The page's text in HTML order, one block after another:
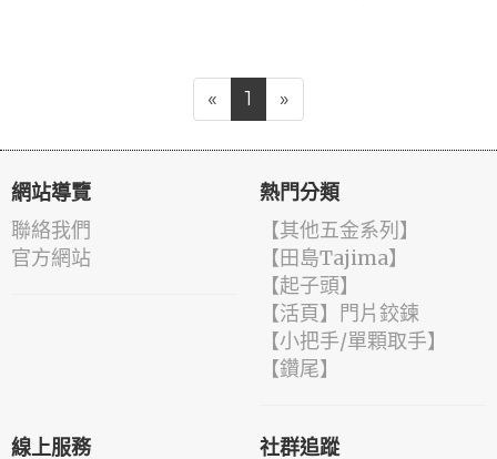
« 1 »
網站導覽
聯絡我們
官方網站
熱門分類
【其他五金系列】
【田島Tajima】
【起子頭】
【活頁】門片鉸鍊
【小把手/單顆取手】
【鑽尾】
線上服務 社群追蹤